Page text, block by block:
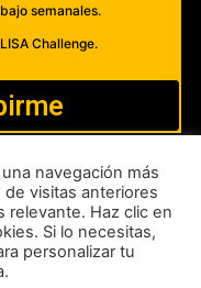
semanales.
Challenge.
y Cookies
navegación más
visitas anteriores
relevante. Haz clic en
Si lo necesitas,
personalizar tu